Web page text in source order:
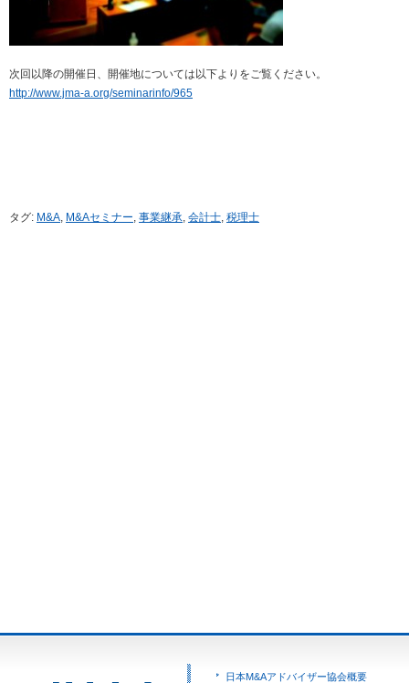
次回以降の開催日、開催地については以下よりをご覧ください。
http://www.jma-a.org/seminarinfo/965
タグ: M&A, M&Aセミナー, 事業継承, 会計士, 税理士
日本M&Aアドバイザー協会概要